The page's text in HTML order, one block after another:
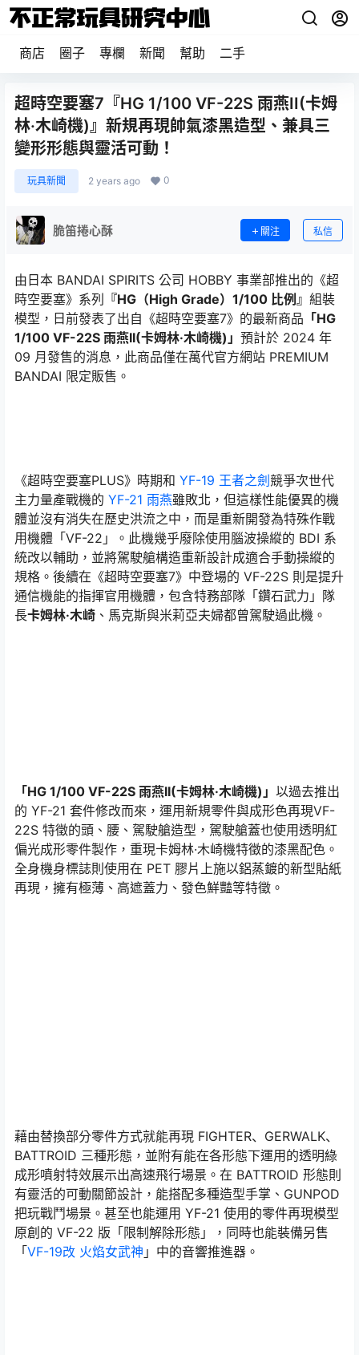
商店 圈子 專欄 新聞 幫助 二手
超時空要塞7『HG 1/100 VF-22S 雨燕II(卡姆
林·木崎機)』新規再現帥氣漆黑造型、兼具三
變形形態與靈活可動！
玩具新聞 2 years ago 0
脆笛捲心酥 關注 私信
由日本 BANDAI SPIRITS 公司 HOBBY 事業部推出的《超
時空要塞》系列
『HG（High Grade）1/100 比例』 組裝
模型，日前發表了出自《超時空要塞7》的最新商品 「HG
1/100 VF-22S 雨燕II(卡姆林·木崎機)」 預計於 2024 年
09 月發售的消息，此商品僅在萬代官方網站 PREMIUM
BANDAI 限定販售。
《超時空要塞PLUS》時期和 YF-19 王者之劍 競爭次世代
主力量產戰機的 YF-21 雨燕雖敗北，但這樣性能優異的機
體並沒有消失在歷史洪流之中，而是重新開發為特殊作戰
用機體「VF-22」。此機幾乎廢除使用腦波操縱的 BDI 系
統改以輔助，並將駕駛艙構造重新設計成適合手動操縱的
規格。後續在《超時空要塞7》中登場的 VF-22S 則是提升
通信機能的指揮官用機體，包含特務部隊「鑽石武力」隊
長卡姆林·木崎 、馬克斯與米莉亞夫婦都曾駕駛過此機。
「HG 1/100 VF-22S 雨燕II(卡姆林·木崎機)」 以過去推出
的 YF-21 套件修改而來，運用新規零件與成形色再現VF-
22S 特徵的頭、腰、駕駛艙造型，駕駛艙蓋也使用透明紅
偏光成形零件製作，重現卡姆林·木崎機特徵的漆黑配色。
全身機身標誌則使用在 PET 膠片上施以鋁蒸鍍的新型貼紙
再現，擁有極薄、高遮蓋力、發色鮮豔等特徵。
藉由替換部分零件方式就能再現 FIGHTER、GERWALK、
BATTROID 三種形態，並附有能在各形態下運用的透明綠
成形噴射特效展示出高速飛行場景。在 BATTROID 形態則
有靈活的可動關節設計，能搭配多種造型手掌、GUNPOD
把玩戰鬥場景。甚至也能運用 YF-21 使用的零件再現模型
原創的 VF-22 版「限制解除形態」，同時也能裝備另售
「VF-19改 火焰女武神 」中的音響推進器。